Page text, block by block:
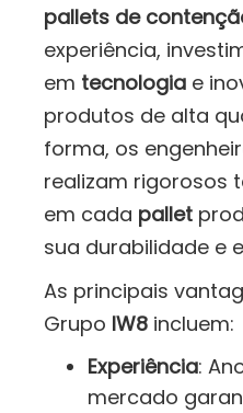
pallets de
experiência,
em tecnologia e
produtos de alta
forma, os
realizam rigorosos
em cada pallet
sua durabilidade e
As principais
Grupo IW8 incluem:
Experiência:
mercado